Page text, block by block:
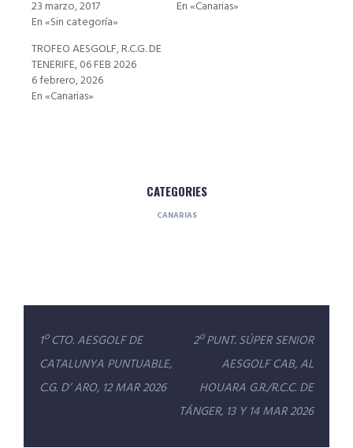
23 marzo, 2017
En «Sin categoría»
En «Canarias»
TROFEO AESGOLF, R.C.G. DE
TENERIFE, 06 FEB 2026
6 febrero, 2026
En «Canarias»
CATEGORIES
CANARIAS
Navegación
de
entradas
1º CTO. AESGOLF DE
CATALUNYA PUNTUABLE,
C.G. D’ ARO, 12 MAR 2026
2º PUNT. SÚPER SENIOR
AESGOLF CAB, AL
HOUARA G.R./R.C.C. DE
TÁNGER, 13 Y 14 MAR 2026